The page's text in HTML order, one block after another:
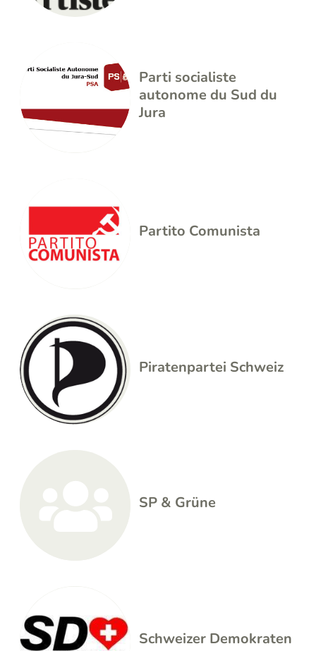
Parti socialiste
autonome du Sud du
Jura
Partito Comunista
Piratenpartei Schweiz
SP & Grüne
Schweizer Demokraten